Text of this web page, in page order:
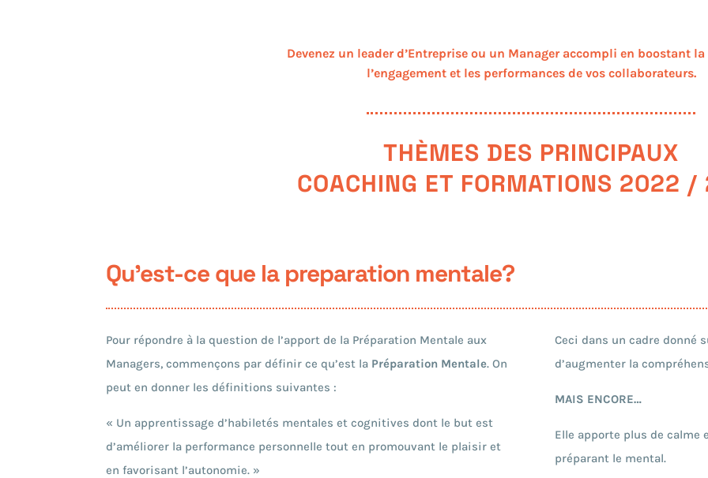
Devenez un leader d’Entreprise ou un Manager accompli en boostant
l’engagement et les performances de vos collaborateurs.
THÈMES DES PRINCIPAUX
COACHING ET FORMATIONS 2022
Qu’est-ce que la preparation mentale?
Pour répondre à la question de l’apport de la Préparation Mentale aux
Managers, commençons par définir ce qu’est la Préparation Mentale. On
peut en donner les définitions suivantes :
« Un apprentissage d’habiletés mentales et cognitives dont le but est
d’améliorer la performance personnelle tout en promouvant le plaisir et
en favorisant l’autonomie. »
Ceci dans un cadre donné
d’augmenter la
MAIS ENCORE…
Elle apporte plus de calme
préparant le mental.